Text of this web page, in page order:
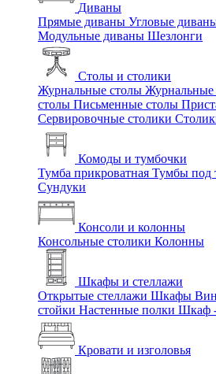
Диваны
Прямые диваны Угловые
Модульные диваны Шезлонги
Столы и столики
Журнальные столы Журнальные
столы Письменные столы
Сервировочные столики
Комоды и тумбочки
Тумба прикроватная Тумбы под
Сундуки
Консоли и колонны
Консольные столики Колонны
Шкафы и стеллажи
Открытые стеллажи Шкафы
стойки Настенные полки Шкаф
Кровати и изголовья